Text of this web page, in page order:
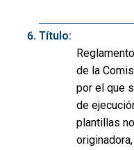
Título:
de la
por el que
de
plantillas